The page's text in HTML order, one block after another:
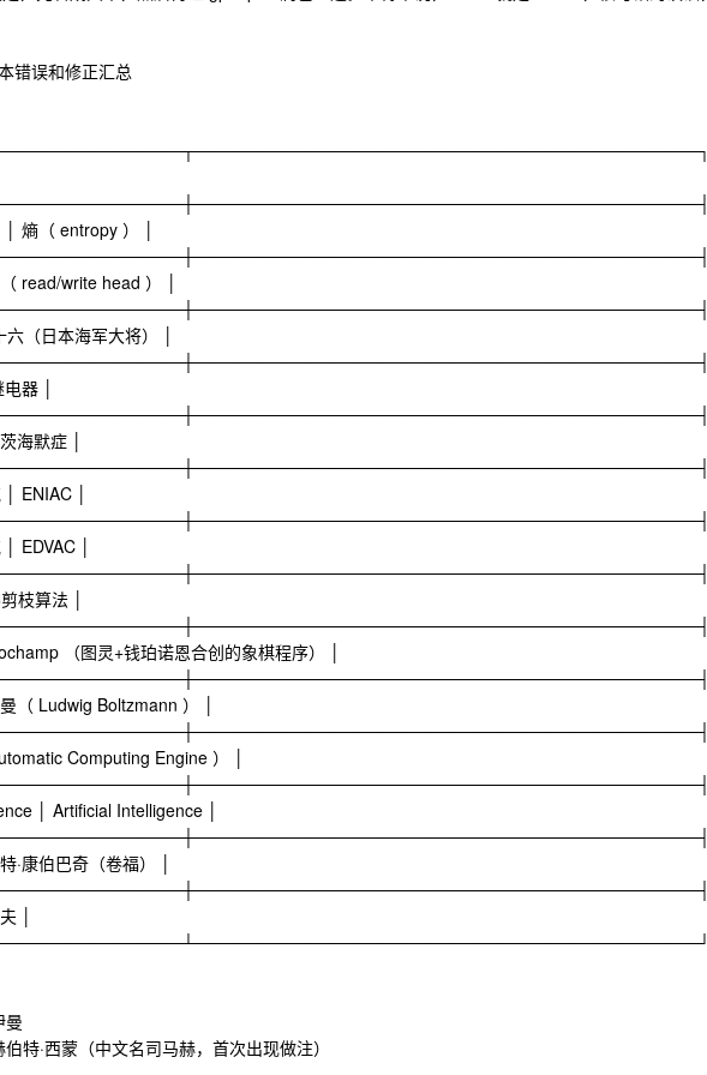
错误和修正汇总
│ 熵（ entropy ） │
read/write head ） │
（日本海军大将） │
器 │
海默症 │
ENIAC │
EDVAC │
枝算法 │
（图灵+钱珀诺恩合创的象棋程序） │
（ Ludwig Boltzmann ） │
Computing Engine ） │
│ Artificial Intelligence │
·康伯巴奇（卷福） │
│
曼
特·西蒙（中文名司马赫，首次出现做注）